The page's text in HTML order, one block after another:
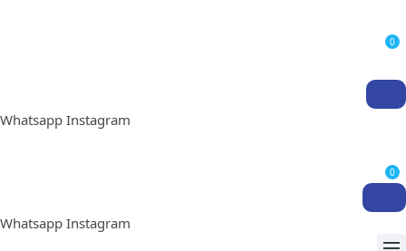
0
Whatsapp Instagram
0
Whatsapp Instagram